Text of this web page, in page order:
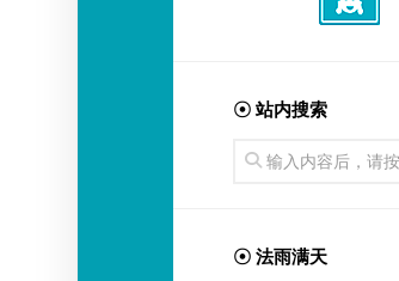
☉ 站内搜索
☉ 法雨满天